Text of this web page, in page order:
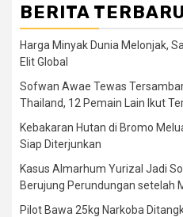
BERITA TERBARU
Harga Minyak Dunia Melonjak,
Elit Global
Sofwan Awae Tewas
Thailand, 12 Pemain Lain Ikut
Kebakaran Hutan di Bromo
Siap Diterjunkan
Kasus Almarhum Yurizal Jadi
Berujung Perundungan setelah
Pilot Bawa 25kg Narkoba